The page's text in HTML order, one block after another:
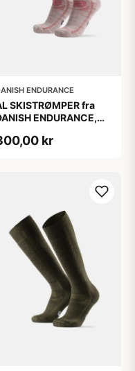
ENDURANCE
SKISTRØMPER fra
ENDURANCE,
kr